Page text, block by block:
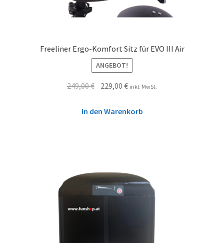
Freeliner Ergo-Komfort Sitz für EVO III Air
ANGEBOT!
249,00€ 229,00€ inkl. MwSt.
In den Warenkorb